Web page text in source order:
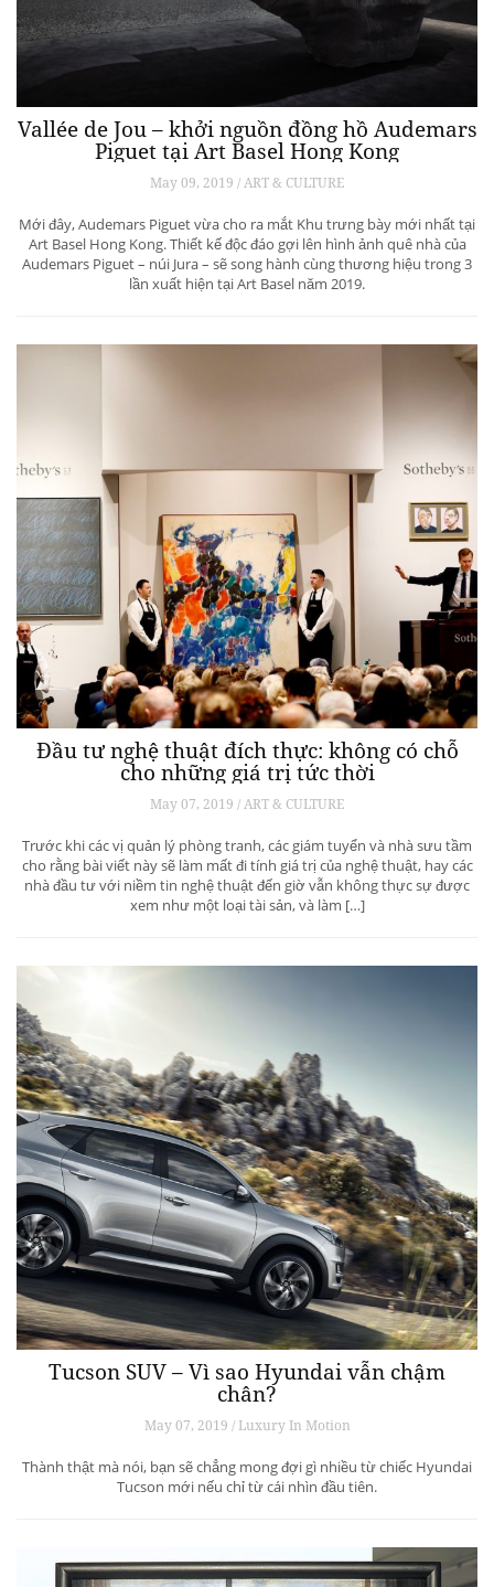
Vallée de Jou – khởi nguồn đồng hồ Audemars
Piguet tại Art Basel Hong Kong
May 09, 2019 / ART & CULTURE
Mới đây, Audemars Piguet vừa cho ra mắt Khu trưng bày mới nhất tại
Art Basel Hong Kong. Thiết kế độc đáo gợi lên hình ảnh quê nhà của
Audemars Piguet – núi Jura – sẽ song hành cùng thương hiệu trong 3
lần xuất hiện tại Art Basel năm 2019.
Đầu tư nghệ thuật đích thực: không có chỗ
cho những giá trị tức thời
May 07, 2019 / ART & CULTURE
Trước khi các vị quản lý phòng tranh, các giám tuyển và nhà sưu tầm
cho rằng bài viết này sẽ làm mất đi tính giá trị của nghệ thuật, hay các
nhà đầu tư với niềm tin nghệ thuật đến giờ vẫn không thực sự được
xem như một loại tài sản, và làm […]
Tucson SUV – Vì sao Hyundai vẫn chậm
chân?
May 07, 2019 / Luxury In Motion
Thành thật mà nói, bạn sẽ chẳng mong đợi gì nhiều từ chiếc Hyundai
Tucson mới nếu chỉ từ cái nhìn đầu tiên.